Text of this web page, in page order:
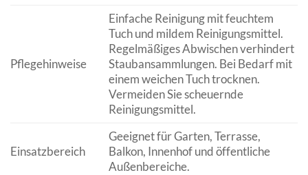
Pflegehinweise
Einfache Reinigung mit feuchtem
Tuch und mildem Reinigungsmittel.
Regelmäßiges Abwischen verhindert
Staubansammlungen. Bei Bedarf mit
einem weichen Tuch trocknen.
Vermeiden Sie scheuernde
Reinigungsmittel.
Einsatzbereich
Geeignet für Garten, Terrasse,
Balkon, Innenhof und öffentliche
Außenbereiche.